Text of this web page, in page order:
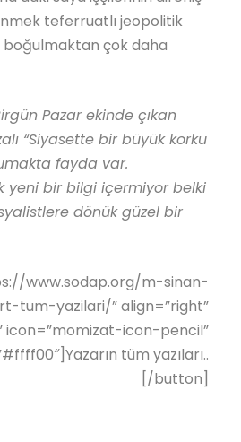
teferruatlı jeopolitik
boğulmaktan çok daha
Pazar ekinde çıkan
“Siyasette bir büyük korku
fayda var.
yeni bir bilgi içermiyor belki
dönük güzel bir
www.sodap.org/m-sinan-
tum-yazilari/” align=”right”
icon=”momizat-icon-pencil”
tüm yazıları..
[/button]